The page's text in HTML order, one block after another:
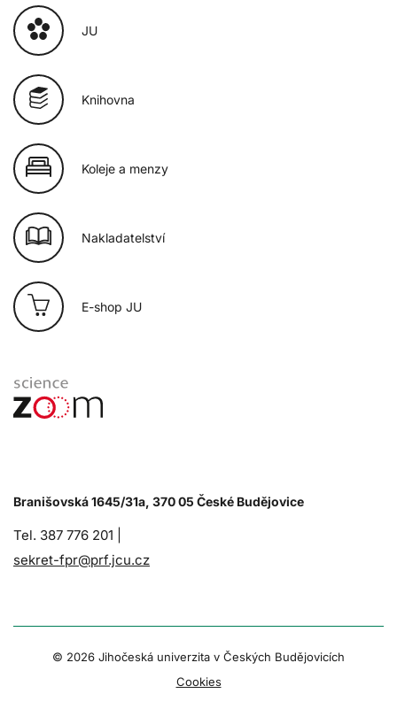
JU
Knihovna
Koleje a menzy
Nakladatelství
E-shop JU
Branišovská 1645/31a, 370 05 České Budějovice
Tel. 387 776 201 |
sekret-fpr@prf.jcu.cz
© 2026 Jihočeská univerzita v Českých Budějovicích
Cookies